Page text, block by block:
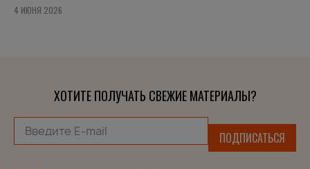
4 ИЮНЯ 2026
ХОТИТЕ ПОЛУЧАТЬ СВЕЖИЕ МАТЕРИАЛЫ?
ПОДПИСАТЬСЯ